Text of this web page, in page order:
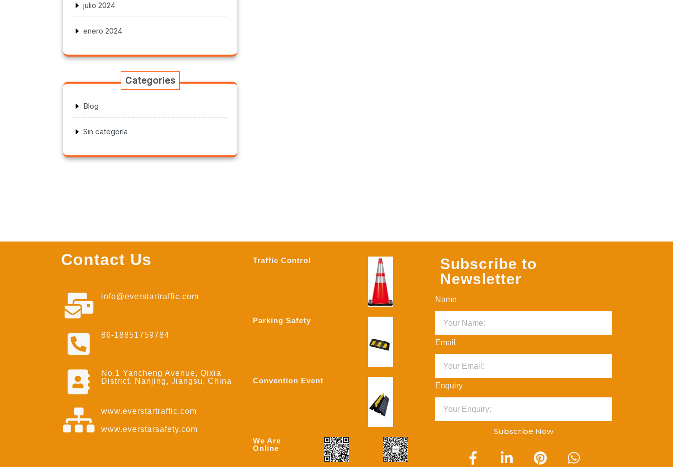
julio 2024
enero 2024
Categories
Blog
Sin categoría
Contact Us
info@everstartraffic.com
86-18851759784
No.1 Yancheng Avenue, Qixia
District, Nanjing, Jiangsu, China
www.everstartraffic.com
www.everstarsafety.com
Traffic Control
Parking Safety
Convention Event
We Are
Online
Subscribe to
Newsletter
Name
Email
Enquiry
Subscribe Now